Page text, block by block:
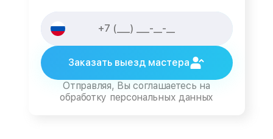
Заказать выезд мастера
Отправляя, Вы соглашаетесь на
обработку персональных данных